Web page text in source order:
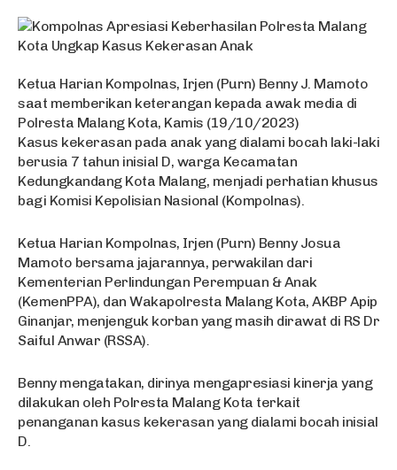
Ketua Harian Kompolnas, Irjen (Purn) Benny J. Mamoto
saat memberikan keterangan kepada awak media di
Polresta Malang Kota, Kamis (19/10/2023)
Kasus kekerasan pada anak yang dialami bocah laki-laki
berusia 7 tahun inisial D, warga Kecamatan
Kedungkandang Kota Malang, menjadi perhatian khusus
bagi Komisi Kepolisian Nasional (Kompolnas).
Ketua Harian Kompolnas, Irjen (Purn) Benny Josua
Mamoto bersama jajarannya, perwakilan dari
Kementerian Perlindungan Perempuan & Anak
(KemenPPA), dan Wakapolresta Malang Kota, AKBP Apip
Ginanjar, menjenguk korban yang masih dirawat di RS Dr
Saiful Anwar (RSSA).
Benny mengatakan, dirinya mengapresiasi kinerja yang
dilakukan oleh Polresta Malang Kota terkait
penanganan kasus kekerasan yang dialami bocah inisial
D.